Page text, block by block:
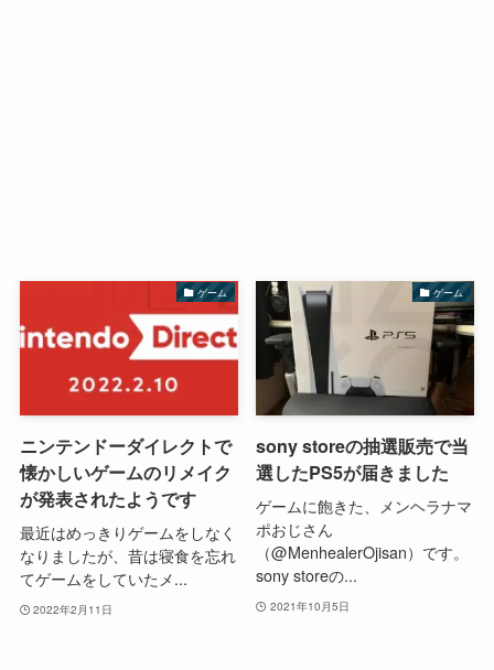
ゲーム
ニンテンドーダイレクトで
懐かしいゲームのリメイク
が発表されたようです
最近はめっきりゲームをしなく
なりましたが、昔は寝食を忘れ
てゲームをしていたメ...
2022年2月11日
ゲーム
sony storeの抽選販売で当
選したPS5が届きました
ゲームに飽きた、メンヘラナマ
ポおじさん
（@MenhealerOjisan）です。
sony storeの...
2021年10月5日